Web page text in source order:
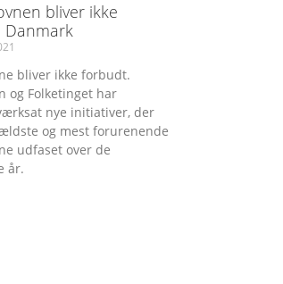
bliver ikke
bliver ikke forbudt.
og Folketinget har
nye initiativer, der
og mest forurenende
udfaset over de
år.